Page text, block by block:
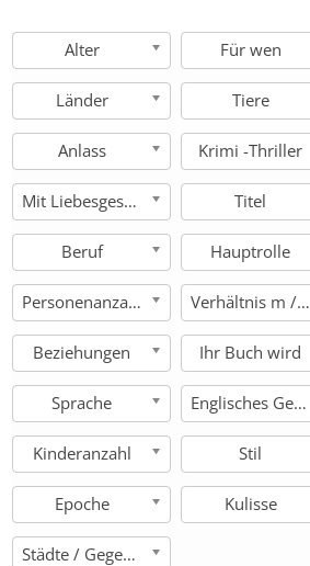
Alter Für wen
Länder Tiere
Anlass Krimi -Thriller
Mit Liebesgeschichte Titel
Beruf Hauptrolle
Personenanzahl Verhältnis m / w
Beziehungen Ihr Buch wird
Sprache Englisches Genre
Kinderanzahl Stil
Epoche Kulisse
Städte / Gegenden